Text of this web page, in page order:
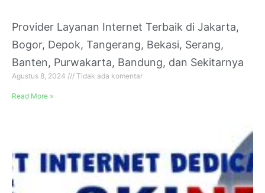
Provider Layanan Internet Terbaik di Jakarta,
Bogor, Depok, Tangerang, Bekasi, Serang,
Banten, Purwakarta, Bandung, dan Sekitarnya
Agustus 8, 2024 Tidak ada komentar
Read More »